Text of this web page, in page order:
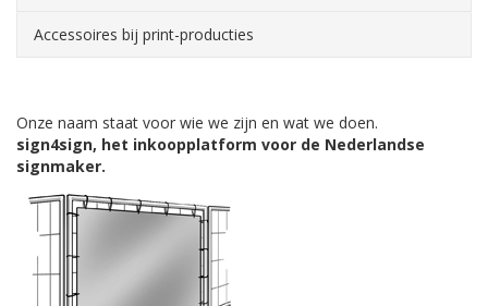
Accessoires bij print-producties
Onze naam staat voor wie we zijn en wat we doen.
sign4sign, het inkoopplatform voor de Nederlandse
signmaker.